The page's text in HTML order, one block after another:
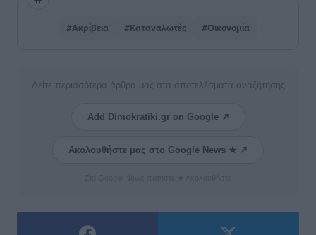
#Ακρίβεια #Καταναλωτές #Οικονομία
Δείτε περισσότερα άρθρα μας στα αποτελέσματα αναζήτησης
Add Dimokratiki.gr on Google ↗
Ακολουθήστε μας στο Google News ★ ↗